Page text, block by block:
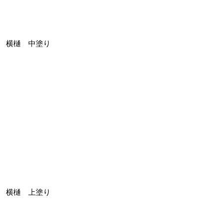
横樋 中塗り
横樋 上塗り